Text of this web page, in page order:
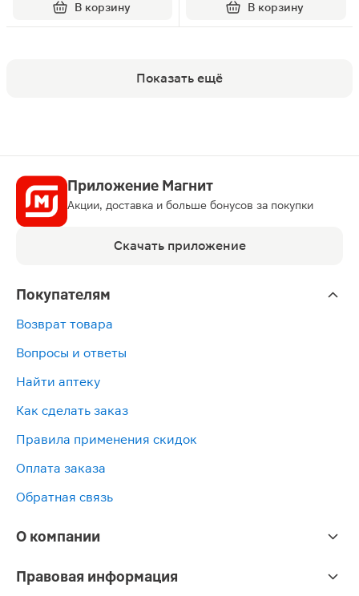
В корзину В корзину
Показать ещё
Приложение Магнит
Акции, доставка и больше бонусов за покупки
Скачать приложение
Покупателям
Возврат товара
Вопросы и ответы
Найти аптеку
Как сделать заказ
Правила применения скидок
Оплата заказа
Обратная связь
О компании
Правовая информация